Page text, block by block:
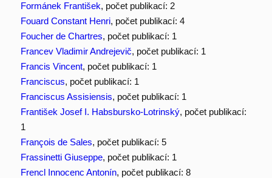
Formánek František, počet publikací: 2
Fouard Constant Henri, počet publikací: 4
Foucher de Chartres, počet publikací: 1
Francev Vladimir Andrejevič, počet publikací: 1
Francis Vincent, počet publikací: 1
Franciscus, počet publikací: 1
Franciscus Assisiensis, počet publikací: 1
František Josef I. Habsbursko-Lotrinský, počet publikací:
1
François de Sales, počet publikací: 5
Frassinetti Giuseppe, počet publikací: 1
Frencl Innocenc Antonín, počet publikací: 8